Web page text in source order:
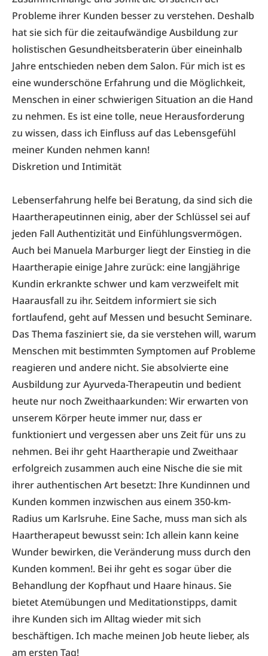
Probleme ihrer Kunden besser zu verstehen. Deshalb
hat sie sich für die zeitaufwändige Ausbildung zur
holistischen Gesundheitsberaterin über eineinhalb
Jahre entschieden neben dem Salon. Für mich ist es
eine wunderschöne Erfahrung und die Möglichkeit,
Menschen in einer schwierigen Situation an die Hand
zu nehmen. Es ist eine tolle, neue Herausforderung
zu wissen, dass ich Einfluss auf das Lebensgefühl
meiner Kunden nehmen kann!
Diskretion und Intimität
Lebenserfahrung helfe bei Beratung, da sind sich die
Haartherapeutinnen einig, aber der Schlüssel sei auf
jeden Fall Authentizität und Einfühlungsvermögen.
Auch bei Manuela Marburger liegt der Einstieg in die
Haartherapie einige Jahre zurück: eine langjährige
Kundin erkrankte schwer und kam verzweifelt mit
Haarausfall zu ihr. Seitdem informiert sie sich
fortlaufend, geht auf Messen und besucht Seminare.
Das Thema fasziniert sie, da sie verstehen will, warum
Menschen mit bestimmten Symptomen auf Probleme
reagieren und andere nicht. Sie absolvierte eine
Ausbildung zur Ayurveda-Therapeutin und bedient
heute nur noch Zweithaarkunden: Wir erwarten von
unserem Körper heute immer nur, dass er
funktioniert und vergessen aber uns Zeit für uns zu
nehmen. Bei ihr geht Haartherapie und Zweithaar
erfolgreich zusammen auch eine Nische die sie mit
ihrer authentischen Art besetzt: Ihre Kundinnen und
Kunden kommen inzwischen aus einem 350-km-
Radius um Karlsruhe. Eine Sache, muss man sich als
Haartherapeut bewusst sein: Ich allein kann keine
Wunder bewirken, die Veränderung muss durch den
Kunden kommen!. Bei ihr geht es sogar über die
Behandlung der Kopfhaut und Haare hinaus. Sie
bietet Atemübungen und Meditationstipps, damit
ihre Kunden sich im Alltag wieder mit sich
beschäftigen. Ich mache meinen Job heute lieber, als
am ersten Tag!